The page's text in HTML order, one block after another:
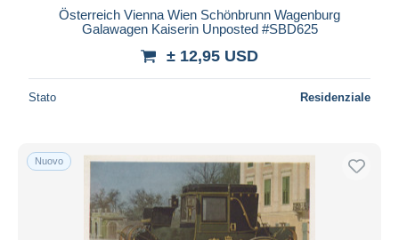
Österreich Vienna Wien Schönbrunn Wagenburg
Galawagen Kaiserin Unposted #SBD625
± 12,95 USD
Stato Residenziale
Nuovo